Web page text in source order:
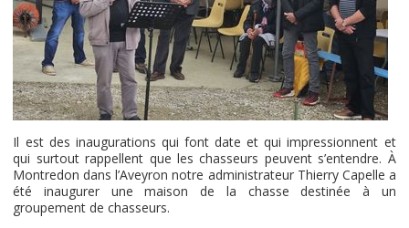
Il est des inaugurations qui font date et qui impressionnent et
qui surtout rappellent que les chasseurs peuvent s’entendre. À
Montredon dans l’Aveyron notre administrateur Thierry Capelle a
été inaugurer une maison de la chasse destinée à un
groupement de chasseurs.